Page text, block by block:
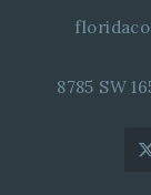
8785 SW